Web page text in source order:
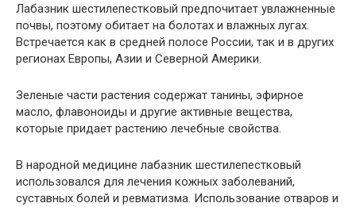
Лабазник шестилепестковый предпочитает увлажненные
почвы, поэтому обитает на болотах и влажных лугах.
Встречается как в средней полосе России, так и в других
регионах Европы, Азии и Северной Америки.
Зеленые части растения содержат танины, эфирное
масло, флавоноиды и другие активные вещества,
которые придает растению лечебные свойства.
В народной медицине лабазник шестилепестковый
использовался для лечения кожных заболеваний,
суставных болей и ревматизма. Использование отваров и